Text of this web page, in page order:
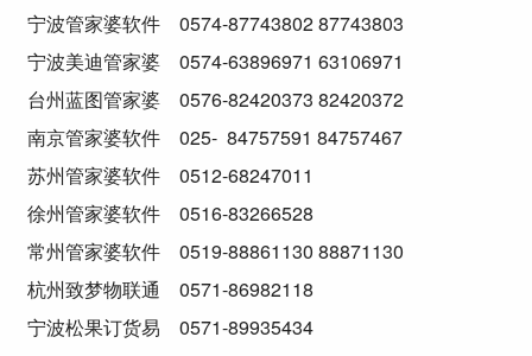
宁波管家婆软件
0574-8774380287743803
宁波美迪管家婆
0574-63896971 63106971
台州蓝图管家婆
0576-82420373 82420372
南京管家婆软件
025- 84757591 84757467
苏州管家婆软件
0512-68247011
徐州管家婆软件
0516-83266528
常州管家婆软件
0519-88861130 88871130
杭州致梦物联通
0571-86982118
宁波松果订货易
0571-89935434